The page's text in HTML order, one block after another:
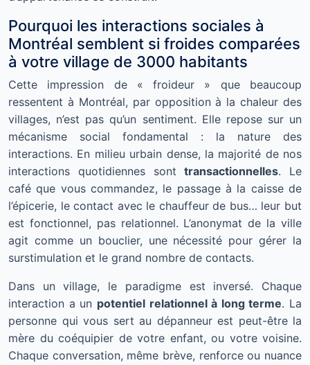
Pourquoi les interactions sociales à
Montréal semblent si froides comparées
à votre village de 3000 habitants
Cette impression de « froideur » que beaucoup
ressentent à Montréal, par opposition à la chaleur des
villages, n’est pas qu’un sentiment. Elle repose sur un
mécanisme social fondamental : la nature des
interactions. En milieu urbain dense, la majorité de nos
interactions quotidiennes sonttransactionnelles. Le
café que vous commandez, le passage à la caisse de
l’épicerie, le contact avec le chauffeur de bus… leur but
est fonctionnel, pas relationnel. L’anonymat de la ville
agit comme un bouclier, une nécessité pour gérer la
surstimulation et le grand nombre de contacts.
Dans un village, le paradigme est inversé. Chaque
interaction a un potentiel relationnel à long terme. La
personne qui vous sert au dépanneur est peut-être la
mère du coéquipier de votre enfant, ou votre voisine.
Chaque conversation, même brève, renforce ou nuance